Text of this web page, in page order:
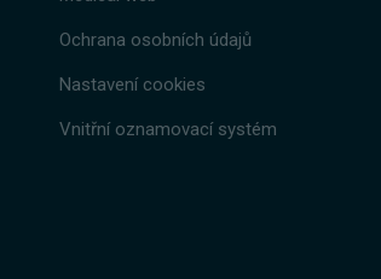
Ochrana osobních údajů
Nastavení cookies
Vnitřní oznamovací systém